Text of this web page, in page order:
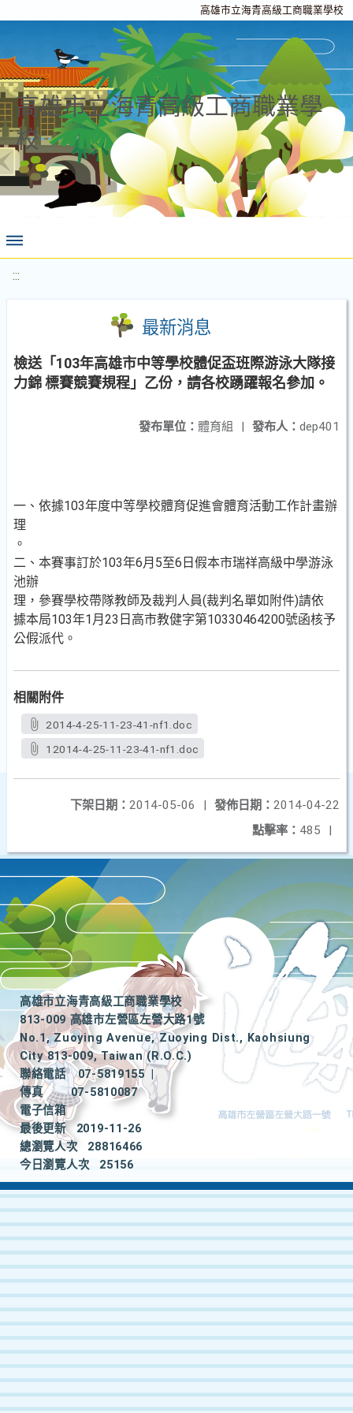
高雄市立海青高級工商職業學校
高雄市立海青高級工商職業學
校
:::
最新消息
檢送「103年高雄市中等學校體促盃班際游泳大隊接
力錦 標賽競賽規程」乙份，請各校踴躍報名參加。
發布人： dep401
發布單位： 體育組 |
一、依據103年度中等學校體育促進會體育活動工作計畫辦
理
。
二、本賽事訂於103年6月5至6日假本市瑞祥高級中學游泳
池辦
理，參賽學校帶隊教師及裁判人員(裁判名單如附件)請依
據本局103年1月23日高市教健字第10330464200號函核予
公假派代。
相關附件
2014-4-25-11-23-41-nf1.doc
12014-4-25-11-23-41-nf1.doc
發佈日期： 2014-04-22
下架日期： 2014-05-06
|
點擊率： 485 |
高雄市立海青高級工商職業學校
813-009 高雄市左營區左營大路1號
No.1, Zuoying Avenue, Zuoying Dist., Kaohsiung
City 813-009, Taiwan (R.O.C.)
聯絡電話
07-5819155
|
傳真
07-5810087
電子信箱
最後更新
2019-11-26
總瀏覽人次
28816466
今日瀏覽人次
25156